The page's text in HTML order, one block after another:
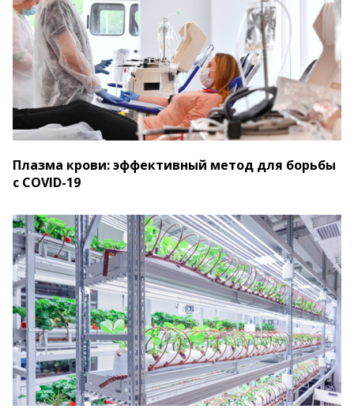
Плазма крови: эффективный метод для борьбы
с COVID-19